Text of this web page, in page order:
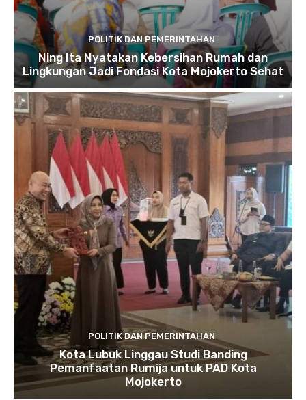
POLITIK DAN PEMERINTAHAN
Ning Ita Nyatakan Kebersihan Rumah dan
Lingkungan Jadi Fondasi Kota Mojokerto Sehat
POLITIK DAN PEMERINTAHAN
Kota Lubuk Linggau Studi Banding
Pemanfaatan Rumija untuk PAD Kota
Mojokerto